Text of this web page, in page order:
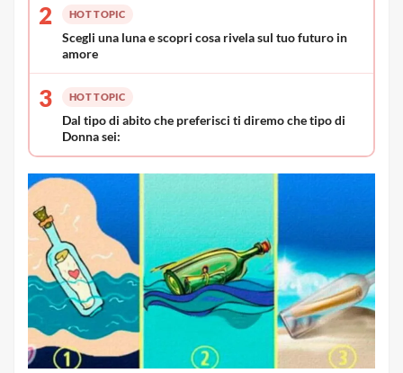
2 HOT TOPIC
Scegli una luna e scopri cosa rivela sul tuo futuro in
amore
3 HOT TOPIC
Dal tipo di abito che preferisci ti diremo che tipo di
Donna sei: